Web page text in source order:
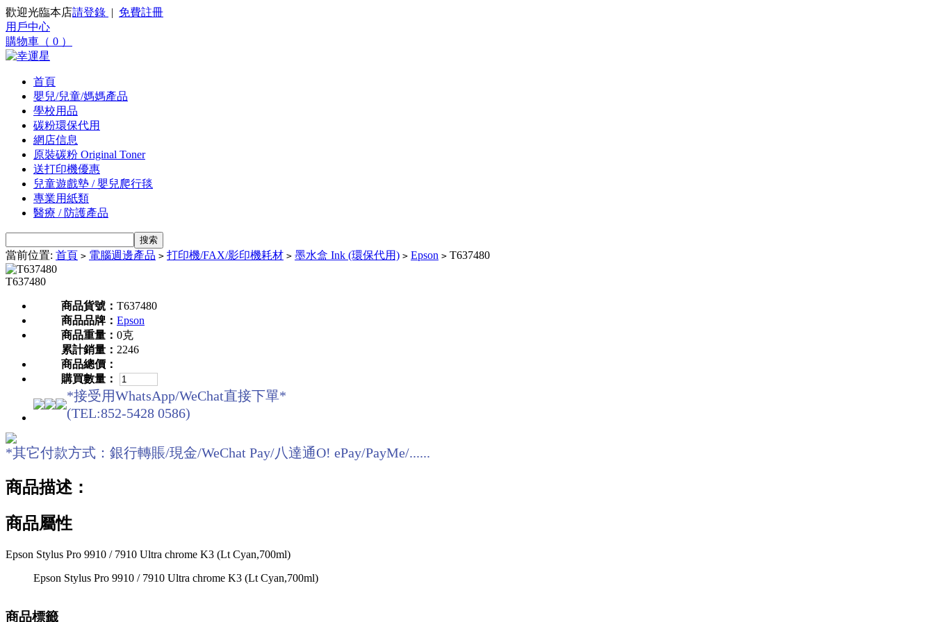
歡迎光臨本店請登錄 | 免費註冊
用戶中心
購物車（ 0 ）
首頁
嬰兒/兒童/媽媽產品
學校用品
碳粉環保代用
網店信息
原裝碳粉 Original Toner
送打印機優惠
兒童遊戲墊 / 嬰兒爬行毯
專業用紙類
醫療 / 防護產品
當前位置: 首頁 > 電腦週邊產品 > 打印機/FAX/影印機耗材 > 墨水盒 Ink (環保代用) > Epson > T637480
T637480
商品貨號： T637480
商品品牌： Epson
商品重量： 0克
累計銷量： 2246
商品總價：
購買數量：
*接受用WhatsApp/WeChat直接下單*
(TEL:852-5428 0586)
*其它付款方式：銀行轉賬/現金/WeChat Pay/八達通O! ePay/PayMe/......
商品描述：
商品屬性
Epson Stylus Pro 9910 / 7910 Ultra chrome K3 (Lt Cyan,700ml)
Epson Stylus Pro 9910 / 7910 Ultra chrome K3 (Lt Cyan,700ml)
商品標籤